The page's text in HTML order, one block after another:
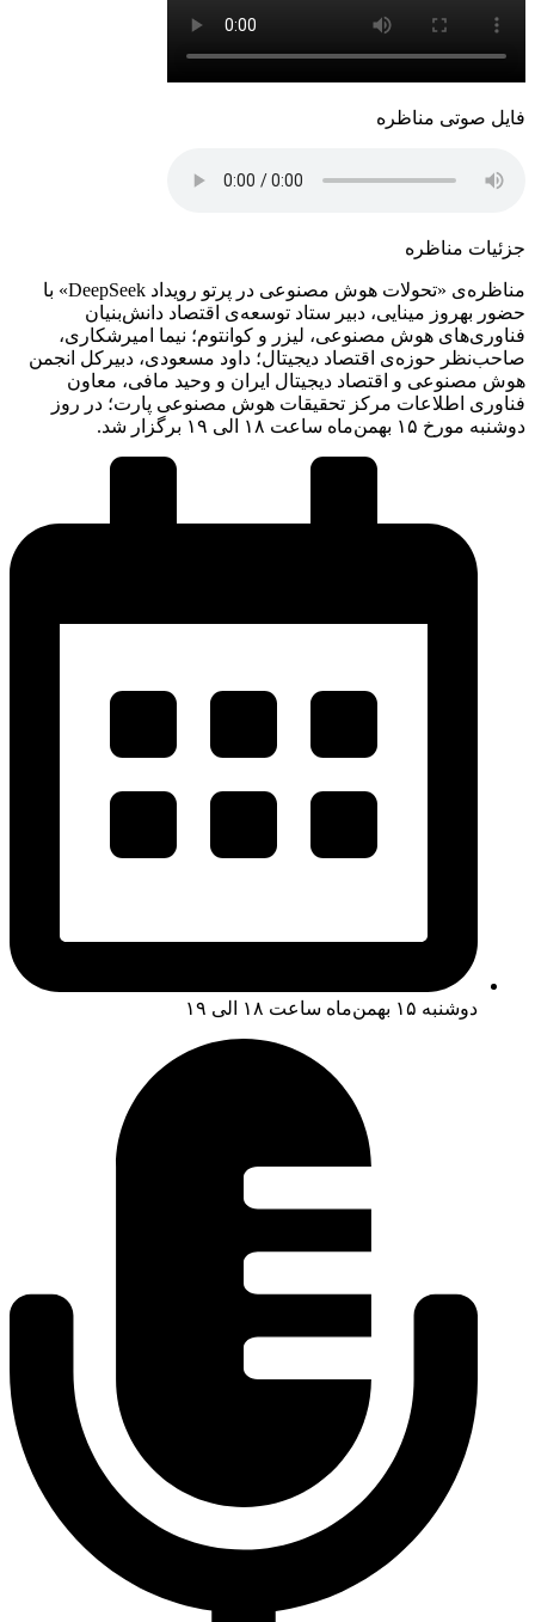
فایل صوتی مناظره
جزئیات مناظره
مناظره‌ی «تحولات هوش مصنوعی در پرتو رویداد ‏DeepSeek» با
حضور بهروز مینایی،‎ ‎دبیر ستاد توسعه‌ی اقتصاد دانش‌بنیان
فناوری‌های هوش مصنوعی، لیزر و کوانتوم؛ نیما امیرشکاری،
صاحب‌نظر حوزه‌‌ی اقتصاد دیجیتال؛ داود مسعودی، دبیرکل انجمن
هوش مصنوعی و اقتصاد دیجیتال ایران و وحید مافی، معاون
فناوری اطلاعات مرکز تحقیقات هوش مصنوعی پارت؛ در روز
دوشنبه مورخ ۱۵ بهمن‌ماه ساعت ۱۸ الی ۱۹ برگزار شد.
دوشنبه ‏‏۱۵ بهمن‌ماه ساعت ۱۸ الی ۱۹